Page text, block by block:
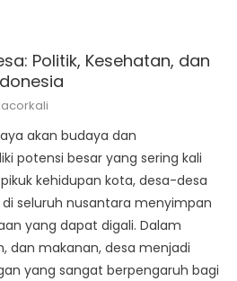
Politik, Kesehatan, dan
akan budaya dan
potensi besar yang sering kali
kehidupan kota, desa-desa
seluruh nusantara menyimpan
yang dapat digali. Dalam
dan makanan, desa menjadi
yang sangat berpengaruh bagi